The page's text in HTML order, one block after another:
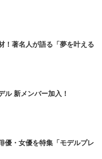
！著名人が語る「夢を叶える
ル 新メンバー加入！
優・女優を特集「モデルプレ